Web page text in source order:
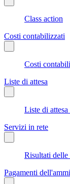
Class action
Costi contabilizzati
Costi
Liste di attesa
Liste di
Servizi in rete
Risultati delle
Pagamenti